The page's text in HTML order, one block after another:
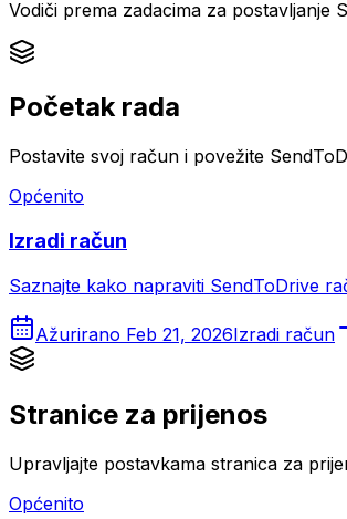
Vodiči prema zadacima za postavljanje
Početak rada
Postavite svoj račun i povežite
Općenito
Izradi račun
Saznajte kako napraviti SendToDrive
Ažurirano Feb 21, 2026Izradi račun
Stranice za prijenos
Upravljajte postavkama stranica za
Općenito